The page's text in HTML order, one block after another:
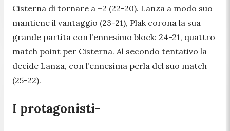
Cisterna di tornare a +2 (22-20). Lanza a modo suo
mantiene il vantaggio (23-21), Plak corona la sua
grande partita con l’ennesimo block: 24-21, quattro
match point per Cisterna. Al secondo tentativo la
decide Lanza, con l’ennesima perla del suo match
(25-22).
I protagonisti-